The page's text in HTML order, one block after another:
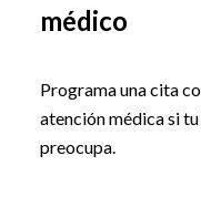
médico
Programa una cita
atención médica si
preocupa.